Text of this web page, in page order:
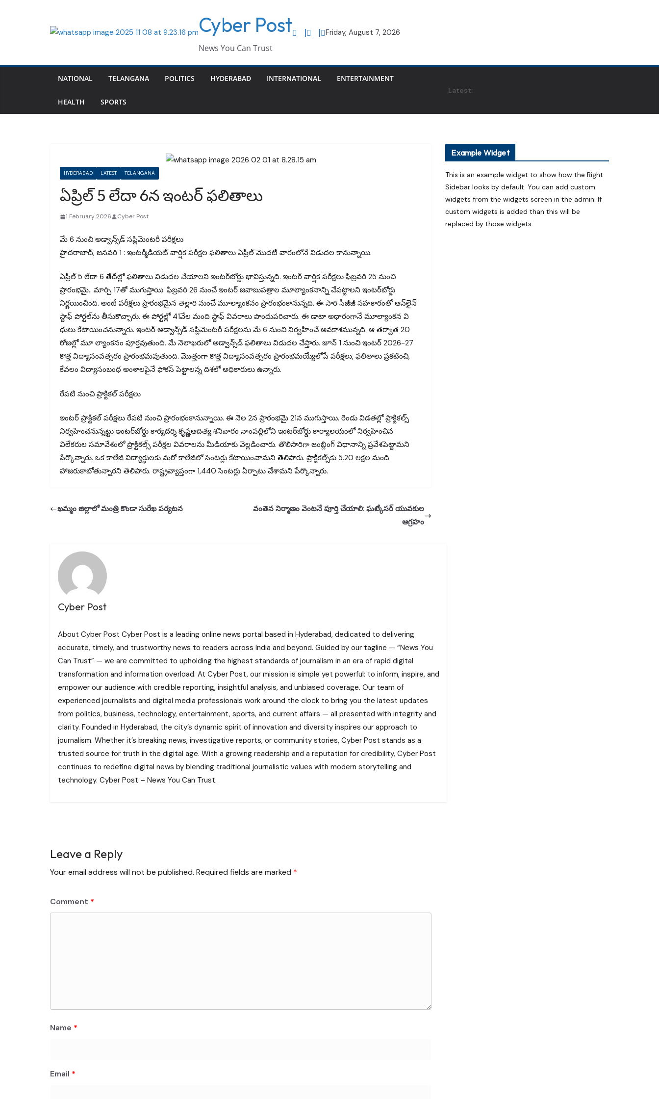
Cyber Post
News You Can Trust
Friday, August 7, 2026
NATIONAL TELANGANA POLITICS HYDERABAD INTERNATIONAL ENTERTAINMENT
HEALTH SPORTS
Latest:
HYDERABAD LATEST TELANGANA
ఏప్రిల్‌ 5 లేదా 6న ఇంటర్‌ ఫలితాలు
1 February 2026 Cyber Post
మే 6 నుంచి అడ్వాన్స్‌డ్‌ సప్లిమెంటరీ పరీక్షలు
హైదరాబాద్‌, జనవరి 1 : ఇంటర్మీడియట్‌ వార్షిక పరీక్షల ఫలితాలు ఏప్రిల్‌ మొదటి వారంలోనే విడుదల కానున్నాయి.
ఏప్రిల్‌ 5 లేదా 6 తేదీల్లో ఫలితాలు విడుదల చేయాలని ఇంటర్‌బోర్డు భావిస్తున్నది. ఇంటర్‌ వార్షిక పరీక్షలు ఫిబ్రవరి 25 నుంచి
ప్రారంభమై.. మార్చి 17తో ముగుస్తాయి. ఫిబ్రవరి 26 నుంచే ఇంటర్‌ జవాబుపత్రాల మూల్యాంకనాన్ని చేపట్టాలని ఇంటర్‌బోర్డు
నిర్ణయించింది. అంటే పరీక్షలు ప్రారంభమైన తెల్లారి నుంచే మూల్యాంకనం ప్రారంభంకానున్నది. ఈ సారి సీజీజీ సహకారంతో ఆన్‌లైన్‌
స్టాఫ్‌ పోర్టల్‌ను తీసుకొచ్చారు. ఈ పోర్టల్లో 41వేల మంది స్టాఫ్‌ వివరాలు పొందుపరిచారు. ఈ డాటా అధారంగానే మూల్యాంకన వి
ధులు కేటాయించనున్నారు. ఇంటర్‌ అడ్వాన్స్‌డ్‌ సప్లిమెంటరీ పరీక్షలను మే 6 నుంచి నిర్వహించే అవకాశమున్నది. ఆ తర్వాత 20
రోజల్లో మూ ల్యాంకనం పూర్తవుతుంది. మే నెలాఖరులో అడ్వాన్స్‌డ్‌ ఫలితాలు విడుదల చేస్తారు. జూన్‌ 1 నుంచి ఇంటర్‌ 2026-27
కొత్త విద్యాసంవత్సరం ప్రారంభమవుతుంది. మొత్తంగా కొత్త విద్యాసంవత్సరం ప్రారంభమయ్యేలోపే పరీక్షలు, ఫలితాలు ప్రకటించి,
కేవలం విద్యాసంబంధ అంశాలపైనే ఫోకస్‌ పెట్టాలన్న దిశలో అధికారులు ఉన్నారు.
రేపటి నుంచి ప్రాక్టికల్‌ పరీక్షలు
ఇంటర్‌ ప్రాక్టికల్‌ పరీక్షలు రేపటి నుంచి ప్రారంభంకానున్నాయి. ఈ నెల 2న ప్రారంభమై 21న ముగుస్తాయి. రెండు విడతల్లో ప్రాక్టికల్స్‌
నిర్వహించనున్నట్టు ఇంటర్‌బోర్డు కార్యదర్శి కృష్ణఆదిత్య శనివారం నాంపల్లిలోని ఇంటర్‌బోర్డు కార్యాలయంలో నిర్వహించిన
విలేకరుల సమావేశంలో ప్రాక్టికల్స్‌ పరీక్షల వివరాలను మీడియాకు వెల్లడించారు. తొలిసారిగా జంబ్లింగ్‌ విధానాన్ని ప్రవేశపెట్టామని
పేర్కొన్నారు. ఒక కాలేజీ విద్యార్థులకు మరో కాలేజీలో సెంటర్లు కేటాయించామని తెలిపారు. ప్రాక్టికల్స్‌కు 5.20 లక్షల మంది
హాజరుకాబోతున్నారని తెలిపారు. రాష్ట్రవ్యాప్తంగా 1,440 సెంటర్లు ఏర్పాటు చేశామని పేర్కొన్నారు.
ఖమ్మం జిల్లాలో మంత్రి కొండా సురేఖ పర్యటన
వంతెన నిర్మాణం వెంటనే పూర్తి చేయాలి: ఘట్కేసర్ యువకుల
ఆగ్రహం
Cyber Post
About Cyber Post Cyber Post is a leading online news portal based in Hyderabad, dedicated to delivering
accurate, timely, and trustworthy news to readers across India and beyond. Guided by our tagline — “News You
Can Trust” — we are committed to upholding the highest standards of journalism in an era of rapid digital
transformation and information overload. At Cyber Post, our mission is simple yet powerful: to inform, inspire, and
empower our audience with credible reporting, insightful analysis, and unbiased coverage. Our team of
experienced journalists and digital media professionals work around the clock to bring you the latest updates
from politics, business, technology, entertainment, sports, and current affairs — all presented with integrity and
clarity. Founded in Hyderabad, the city’s dynamic spirit of innovation and diversity inspires our approach to
journalism. Whether it’s breaking news, investigative reports, or community stories, Cyber Post stands as a
trusted source for truth in the digital age. With a growing readership and a reputation for credibility, Cyber Post
continues to redefine digital news by blending traditional journalistic values with modern storytelling and
technology. Cyber Post – News You Can Trust.
Leave a Reply
Your email address will not be published. Required fields are marked *
Comment *
Name *
Email *
Example Widget
This is an example widget to show how the Right
Sidebar looks by default. You can add custom
widgets from the widgets screen in the admin. If
custom widgets is added than this will be
replaced by those widgets.